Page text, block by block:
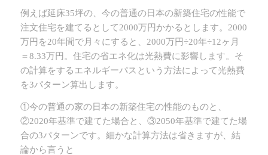
例えば延床35坪の、今の普通の日本の新築住宅の性能で
注文住宅を建てるとして2000万円かかるとします。2000
万円を20年間で月々にすると、2000万円÷20年÷12ヶ月
＝8.33万円。住宅の省エネ化は光熱費に影響します。そ
の計算をするエネルギーパスという方法によって光熱費
を3パターン算出します。
①今の普通の家の日本の新築住宅の性能のものと、
②2020年基準で建てた場合と、③2050年基準で建てた場
合の3パターンです。細かな計算方法は省きますが、結
論から言うと